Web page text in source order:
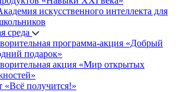
искусственного интеллекта для
среда
программа-акция «Добрый
подарок»
акция «Мир открытых
«Всё получится!»